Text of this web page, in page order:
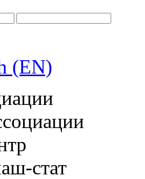
(EN)
стат